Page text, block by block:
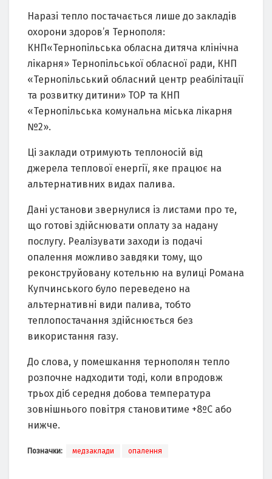
Наразі тепло постачається лише до закладів
охорони здоров’я Тернополя:
КНП«Тернопільська обласна дитяча клінічна
лікарня» Тернопільської обласної ради, КНП
«Тернопільський обласний центр реабілітації
та розвитку дитини» ТОР та КНП
«Тернопільська комунальна міська лікарня
№2».
Ці заклади отримують теплоносій від
джерела теплової енергії, яке працює на
альтернативних видах палива.
Дані установи звернулися із листами про те,
що готові здійснювати оплату за надану
послугу. Реалізувати заходи із подачі
опалення можливо завдяки тому, що
реконструйовану котельню на вулиці Романа
Купчинського було переведено на
альтернативні види палива, тобто
теплопостачання здійснюється без
використання газу.
До слова, у помешкання тернополян тепло
розпочне надходити тоді, коли впродовж
трьох діб середня добова температура
зовнішнього повітря становитиме +8ºС або
нижче.
Позначки: медзаклади опалення